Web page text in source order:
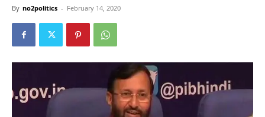
By no2politics - February 14, 2020